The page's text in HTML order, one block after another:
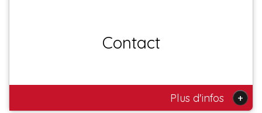
Contact
Plus d'infos +